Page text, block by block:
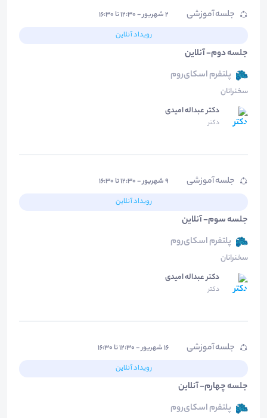
جلسه آموزشی
۲ شهریور - ۱۲:۳۰ تا ۱۶:۳۰
رویداد آنلاین
جلسه دوم- آنلاین
پلتفرم اسکای‌روم
سخنرانان
دکتر عبداله امیدی
دکتر
جلسه آموزشی
۹ شهریور - ۱۲:۳۰ تا ۱۶:۳۰
رویداد آنلاین
جلسه سوم- آنلاین
پلتفرم اسکای‌روم
سخنرانان
دکتر عبداله امیدی
دکتر
جلسه آموزشی
۱۶ شهریور - ۱۲:۳۰ تا ۱۶:۳۰
رویداد آنلاین
جلسه چهارم- آنلاین
پلتفرم اسکای‌روم